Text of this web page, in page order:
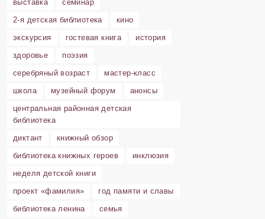
выставка
семинар
2-я детская библиотека
кино
экскурсия
гостевая книга
история
здоровье
поэзия
серебряный возраст
мастер-класс
школа
музейный форум
анонсы
центральная районная детская
библиотека
диктант
книжный обзор
библиотека книжных героев
инклюзия
неделя детской книги
проект «фамилия»
год памяти и славы
библиотека ленина
семья